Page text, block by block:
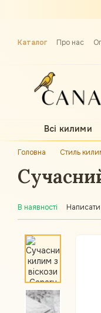
Каталог Про нас
Всі килими
Головна Стиль
В наявності Написати